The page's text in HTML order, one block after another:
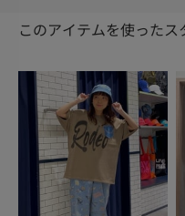
このアイテムを使った